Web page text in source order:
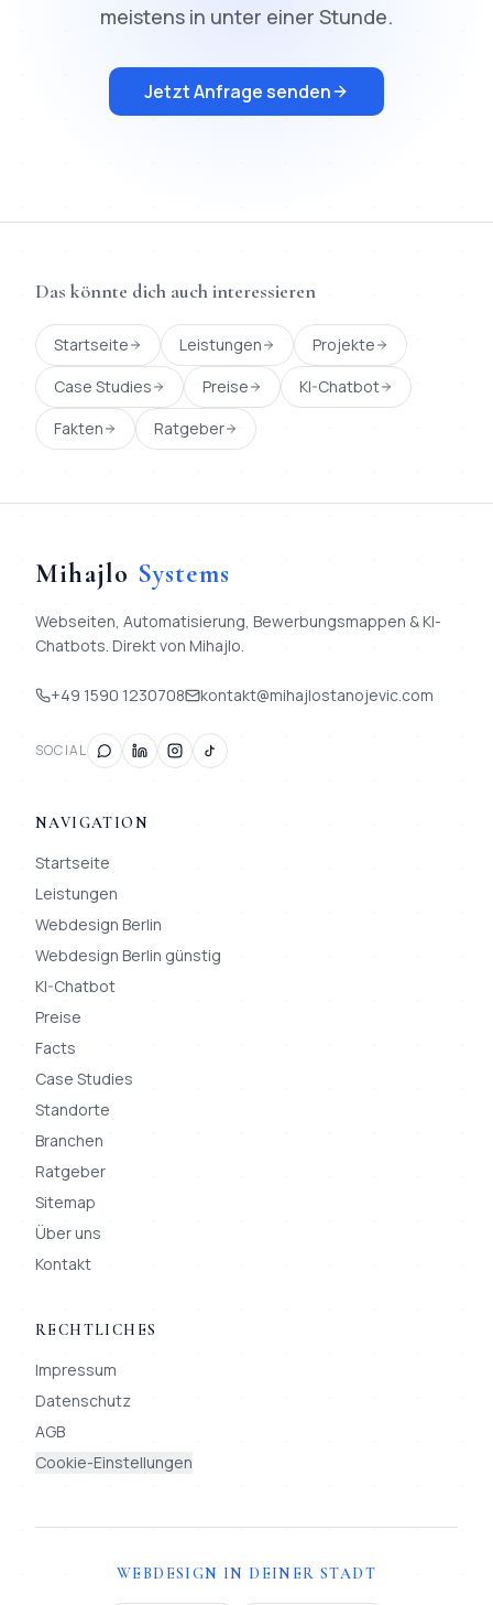
meistens in unter einer Stunde.
Jetzt Anfrage senden
Das könnte dich auch interessieren
Startseite Leistungen
Projekte
Case Studies
Preise
KI-Chatbot
Fakten
Ratgeber
Mihajlo Systems
Webseiten, Automatisierung, Bewerbungsmappen & KI-
Chatbots. Direkt von Mihajlo.
+49 1590 1230708 kontakt@mihajlostanojevic.com
SOCIAL
NAVIGATION
Startseite
Leistungen
Webdesign Berlin
Webdesign Berlin günstig
KI-Chatbot
Preise
Facts
Case Studies
Standorte
Branchen
Ratgeber
Sitemap
Über uns
Kontakt
RECHTLICHES
Impressum
Datenschutz
AGB
Cookie-Einstellungen
WEBDESIGN IN DEINER STADT